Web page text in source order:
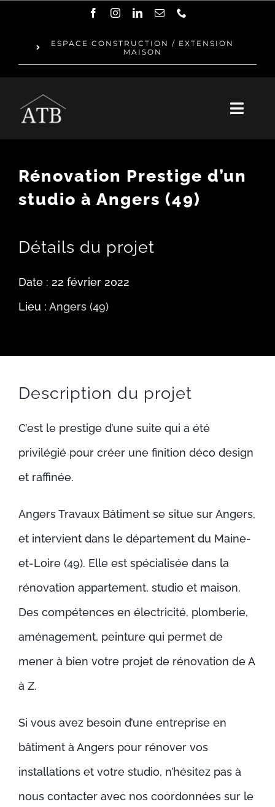
ESPACE CONSTRUCTION / EXTENSION
MAISON
NOTRE ÉQUIPE
RÉALISATIONS
ACTUALITÉS
CONTACT
Rénovation Prestige d’un
studio à Angers (49)
Détails du projet
Date : 22 février 2022
Lieu : Angers (49)
Description du projet
C’est le prestige d’une suite qui a été
privilégié pour créer une finition déco design
et raffinée.
Angers Travaux Bâtiment se situe sur Angers,
et intervient dans le département du Maine-
et-Loire (49). Elle est spécialisée dans la
rénovation appartement, studio et maison.
Des compétences en électricité, plomberie,
aménagement, peinture qui permet de
mener à bien votre projet de rénovation de A
à Z.
Si vous avez besoin d’une entreprise en
bâtiment à Angers pour rénover vos
installations et votre studio, n’hésitez pas à
nous contacter avec nos coordonnées sur le